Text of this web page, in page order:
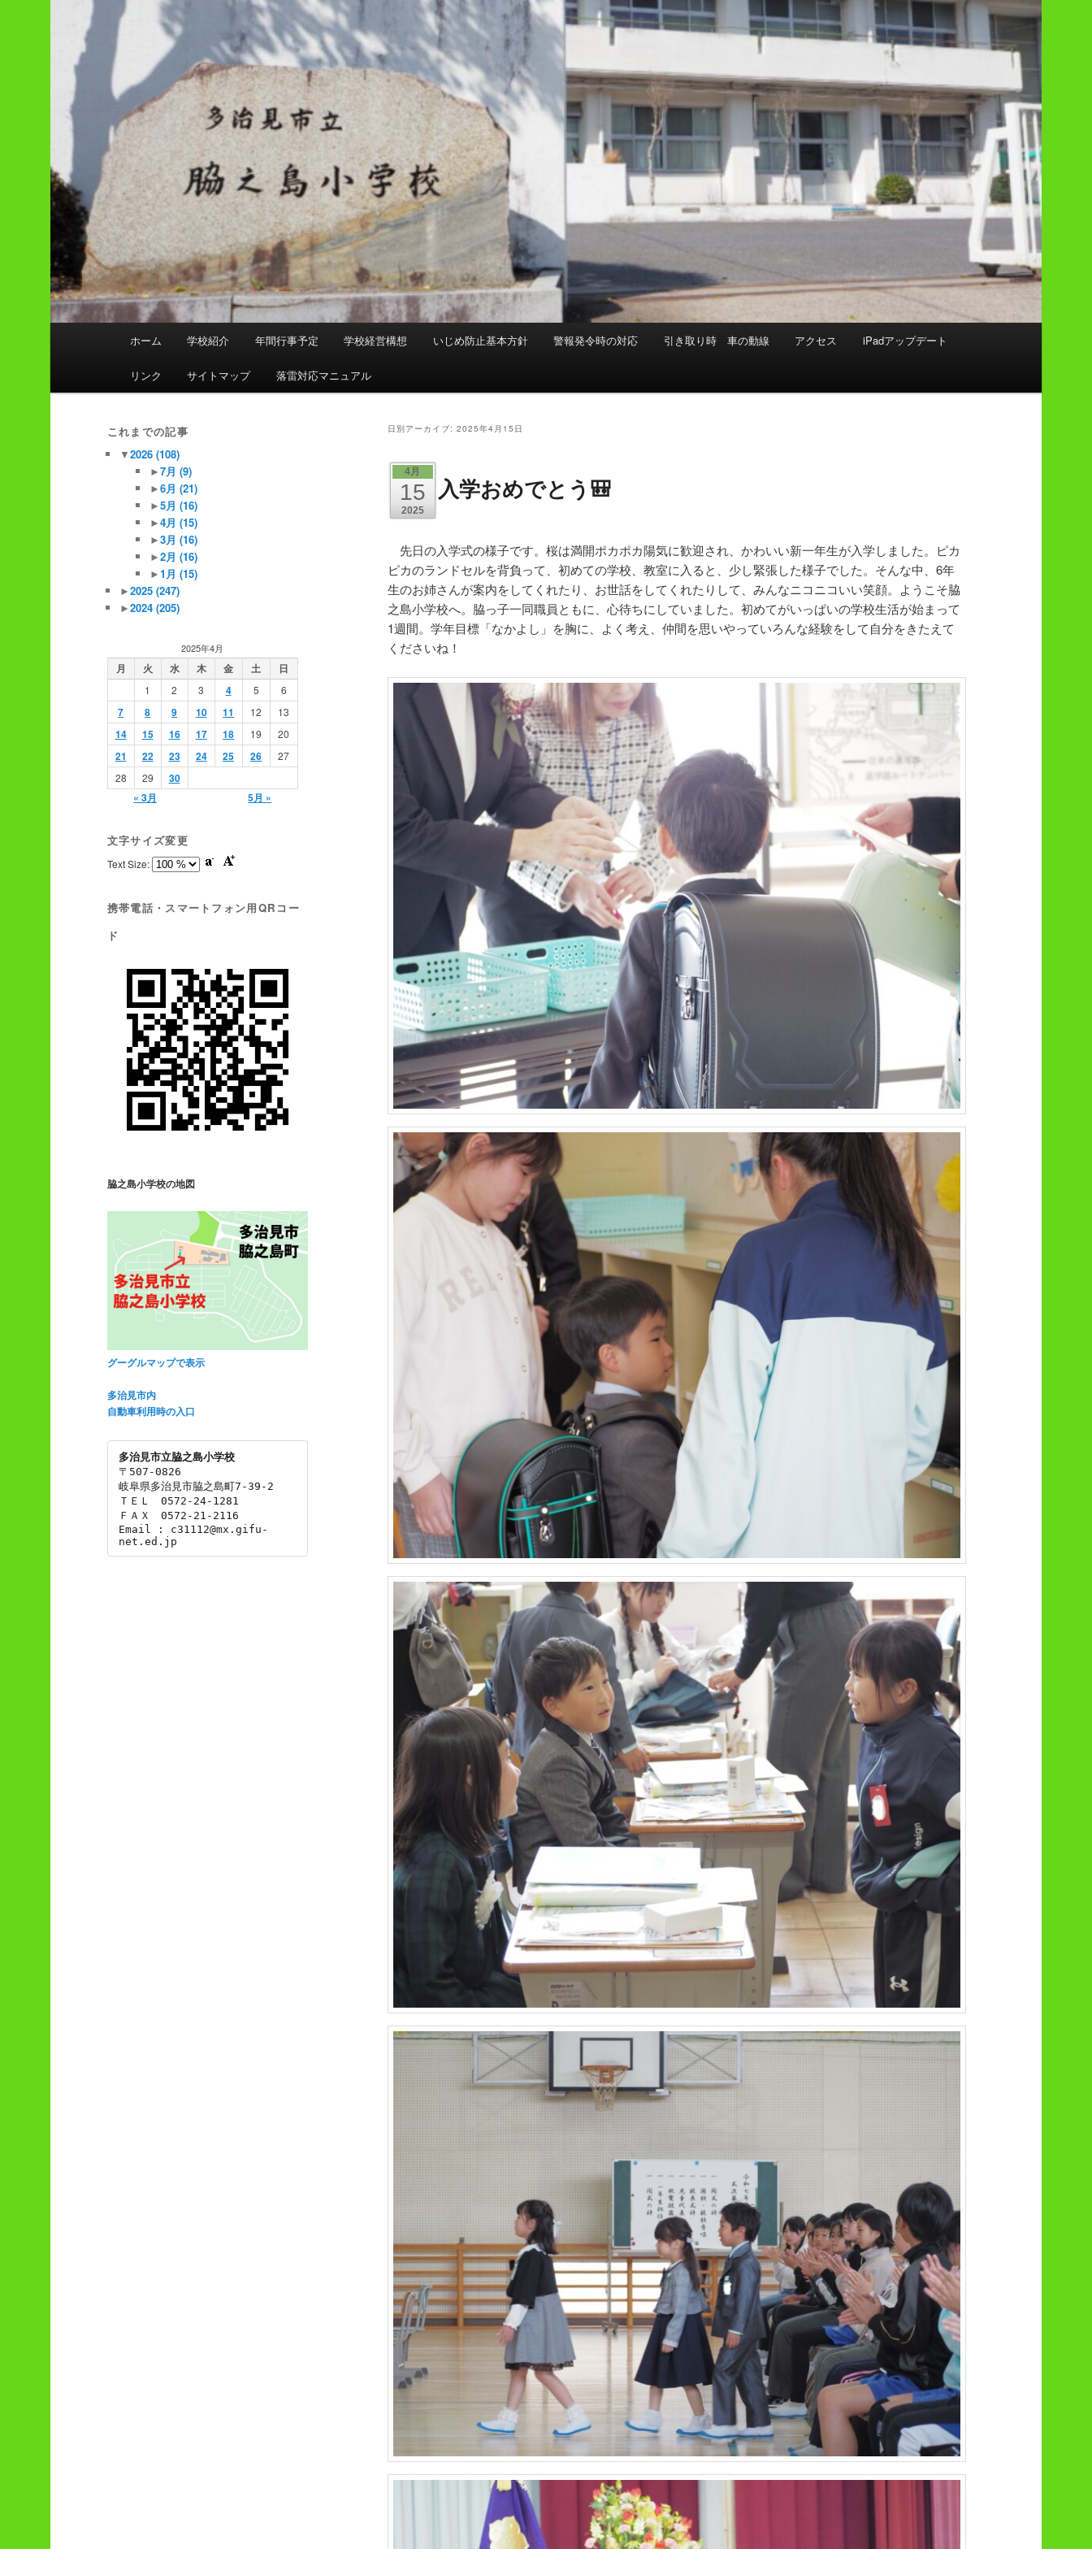
メ
ホーム 学校紹介 年間行事予定 学校経営構想 いじめ防止基本方針 警報発令時の対応 引き取り時 車の動線 アクセス iPadアップデート
リンク サイトマップ 落雷対応マニュアル
日別アーカイブ: 2025年4月15日
4月
15
2025
入学おめでとう🎒
先日の入学式の様子です。桜は満開ポカポカ陽気に歓迎され、かわいい新一年生が入学しました。ピカ
ピカのランドセルを背負って、初めての学校、教室に入ると、少し緊張した様子でした。そんな中、6年
生のお姉さんが案内をしてくれたり、お世話をしてくれたりして、みんなニコニコいい笑顔。ようこそ脇
之島小学校へ。脇っ子一同職員ともに、心待ちにしていました。初めてがいっぱいの学校生活が始まって
1週間。学年目標「なかよし」を胸に、よく考え、仲間を思いやっていろんな経験をして自分をきたえて
くださいね！
これまでの記事
▼2026 (108)
►7月(9)
►6月(21)
►5月(16)
►4月(15)
►3月(16)
►2月(16)
►1月(15)
►2025 (247)
►2024 (205)
2025年4月
月 火 水 木 金 土 日
1 2 3 4 5 6
7 8 9 10 11 12 13
14 15 16 17 18 19 20
21 22 23 24 25 26
27
28
29
30
« 3月
5月 »
文字サイズ変更
Text Size:
携帯電話・スマートフォン用QRコー
ド
脇之島小学校の地図
グーグルマップで表示
多治見市内
自動車利用時の入口
多治見市立脇之島小学校
〒507-0826
岐阜県多治見市脇之島町7-39-2
ＴＥＬ　0572-24-1281
ＦＡＸ　0572-21-2116
Email : c31112@mx.gifu-
net.ed.jp